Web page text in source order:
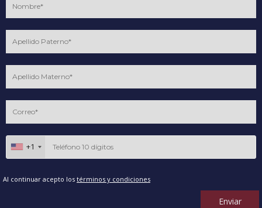
+1
Al continuar acepto los términos y condiciones
Enviar